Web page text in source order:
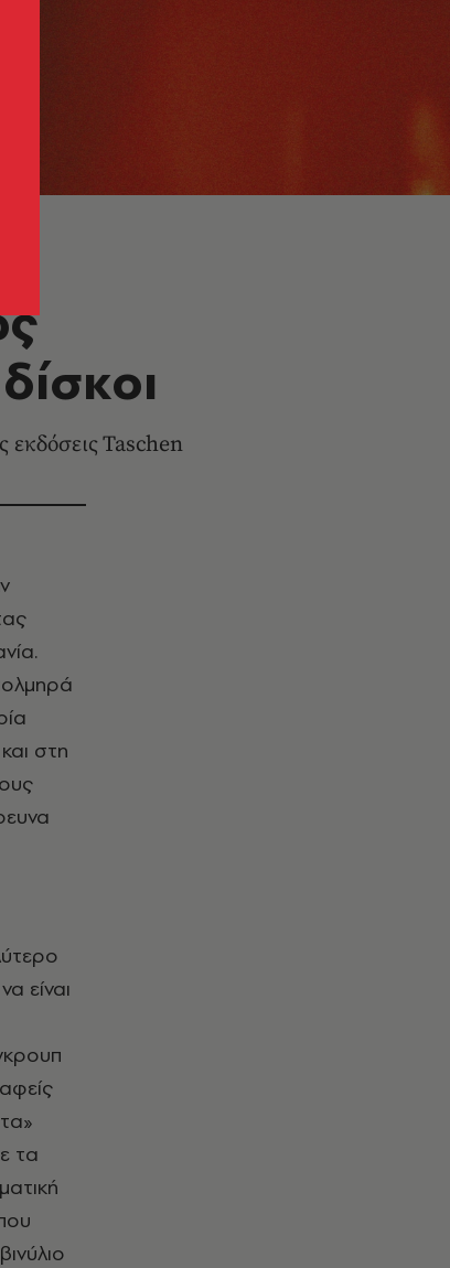
εκδόσεις Taschen
στη
είναι
τα